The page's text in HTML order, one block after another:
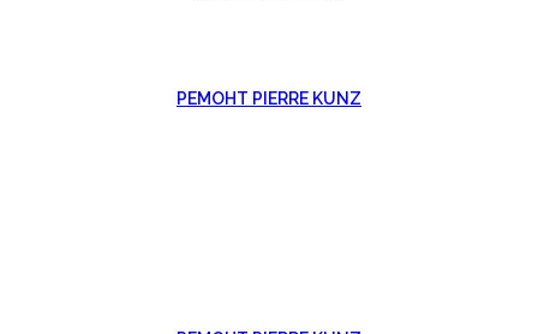
РЕМОНТ PIERRE KUNZ